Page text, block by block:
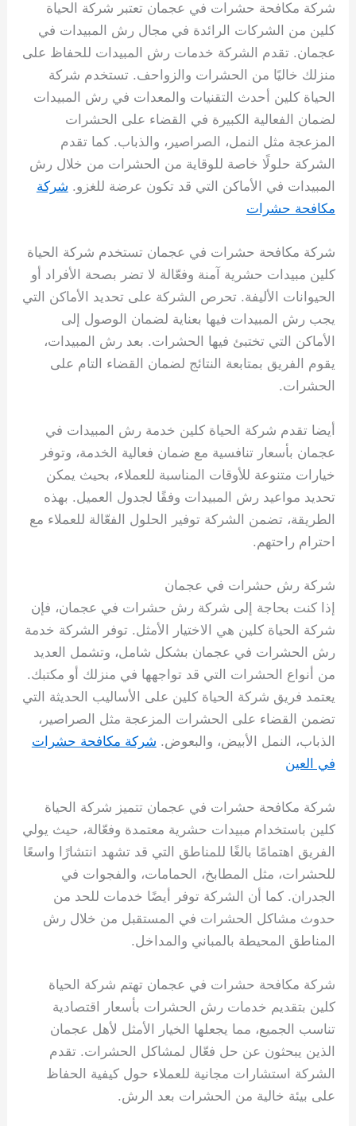
شركة مكافحة حشرات في عجمان تعتبر شركة الحياة
كلين من الشركات الرائدة في مجال رش المبيدات في
عجمان. تقدم الشركة خدمات رش المبيدات للحفاظ على
منزلك خاليًا من الحشرات والزواحف. تستخدم شركة
الحياة كلين أحدث التقنيات والمعدات في رش المبيدات
لضمان الفعالية الكبيرة في القضاء على الحشرات
المزعجة مثل النمل، الصراصير، والذباب. كما تقدم
الشركة حلولًا خاصة للوقاية من الحشرات من خلال رش
المبيدات في الأماكن التي قد تكون عرضة للغزو. شركة
مكافحة حشرات
شركة مكافحة حشرات في عجمان تستخدم شركة الحياة
كلين مبيدات حشرية آمنة وفعّالة لا تضر بصحة الأفراد أو
الحيوانات الأليفة. تحرص الشركة على تحديد الأماكن التي
يجب رش المبيدات فيها بعناية لضمان الوصول إلى
الأماكن التي تختبئ فيها الحشرات. بعد رش المبيدات،
يقوم الفريق بمتابعة النتائج لضمان القضاء التام على
الحشرات.
أيضا تقدم شركة الحياة كلين خدمة رش المبيدات في
عجمان بأسعار تنافسية مع ضمان فعالية الخدمة، وتوفر
خيارات متنوعة للأوقات المناسبة للعملاء، بحيث يمكن
تحديد مواعيد رش المبيدات وفقًا لجدول العميل. بهذه
الطريقة، تضمن الشركة توفير الحلول الفعّالة للعملاء مع
احترام راحتهم.
شركة رش حشرات في عجمان
إذا كنت بحاجة إلى شركة رش حشرات في عجمان، فإن
شركة الحياة كلين هي الاختيار الأمثل. توفر الشركة خدمة
رش الحشرات في عجمان بشكل شامل، وتشمل العديد
من أنواع الحشرات التي قد تواجهها في منزلك أو مكتبك.
يعتمد فريق شركة الحياة كلين على الأساليب الحديثة التي
تضمن القضاء على الحشرات المزعجة مثل الصراصير،
الذباب، النمل الأبيض، والبعوض. شركة مكافحة حشرات
في العين
شركة مكافحة حشرات في عجمان تتميز شركة الحياة
كلين باستخدام مبيدات حشرية معتمدة وفعّالة، حيث يولي
الفريق اهتمامًا بالغًا للمناطق التي قد تشهد انتشارًا واسعًا
للحشرات، مثل المطابخ، الحمامات، والفجوات في
الجدران. كما أن الشركة توفر أيضًا خدمات للحد من
حدوث مشاكل الحشرات في المستقبل من خلال رش
المناطق المحيطة بالمباني والمداخل.
شركة مكافحة حشرات في عجمان تهتم شركة الحياة
كلين بتقديم خدمات رش الحشرات بأسعار اقتصادية
تناسب الجميع، مما يجعلها الخيار الأمثل لأهل عجمان
الذين يبحثون عن حل فعّال لمشاكل الحشرات. تقدم
الشركة استشارات مجانية للعملاء حول كيفية الحفاظ
على بيئة خالية من الحشرات بعد الرش.